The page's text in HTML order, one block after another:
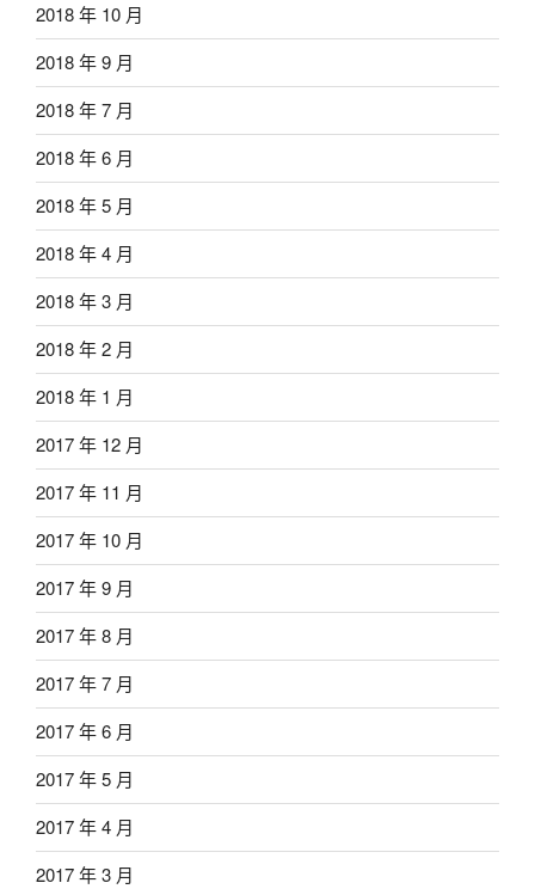
2018 年 10 月
2018 年 9 月
2018 年 7 月
2018 年 6 月
2018 年 5 月
2018 年 4 月
2018 年 3 月
2018 年 2 月
2018 年 1 月
2017 年 12 月
2017 年 11 月
2017 年 10 月
2017 年 9 月
2017 年 8 月
2017 年 7 月
2017 年 6 月
2017 年 5 月
2017 年 4 月
2017 年 3 月